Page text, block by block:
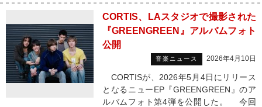
CORTIS、LAスタジオで撮影された
『GREENGREEN』アルバムフォト
公開
音楽ニュース 2026年4月10日
CORTISが、2026年5月4日にリリース
となるニューEP『GREENGREEN』のア
ルバムフォト第4弾を公開した。 今回